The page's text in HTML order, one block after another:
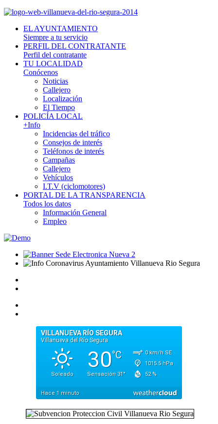
EL AYUNTAMIENTO
Siempre a tu servicio
PERFIL DEL CONTRATANTE
Perfil del contratante
TU LOCALIDAD
Conócenos
Noticias
Callejero
Localización
El Tiempo
POLICÍA LOCAL
+Info
Incidencias del tráfico
Consejos de interés
Teléfonos de interés
Campañas
Callejero
Vehículos
I.T.V (ciclomotores)
PORTAL DE LA TRANSPARENCIA
Todos los datos
Información General
Empleo